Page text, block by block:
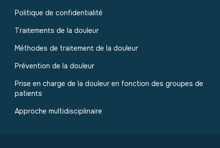
Politique de confidentialité
Traitements de la douleur
Méthodes de traitement de la douleur
Prévention de la douleur
Prise en charge de la douleur en fonction des groupes de
patients
Approche multidisciplinaire